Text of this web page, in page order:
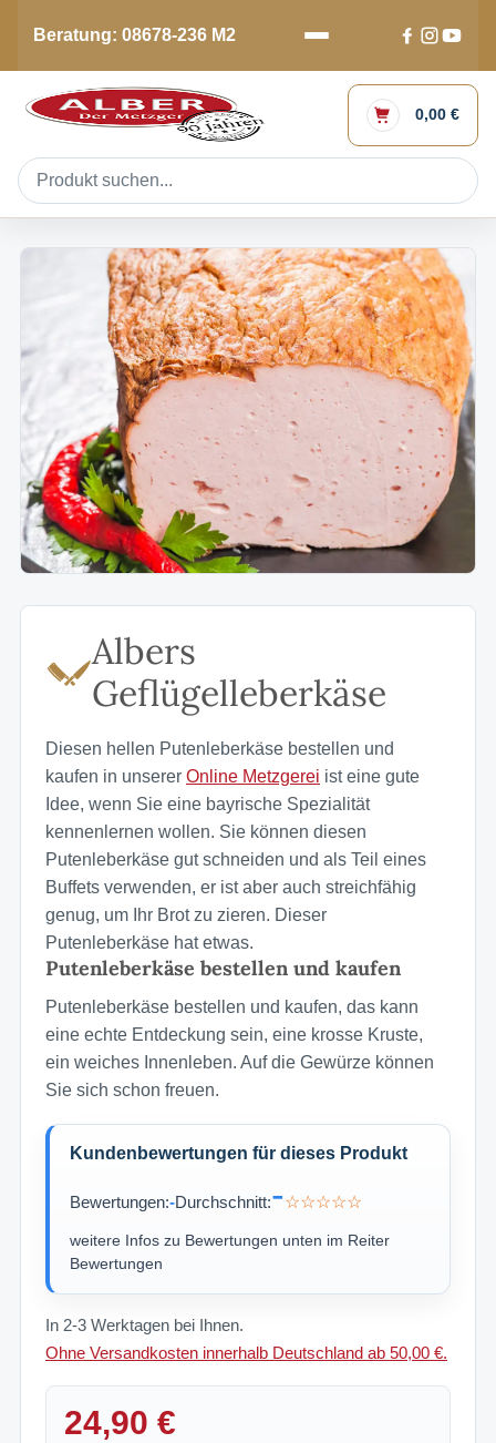
Beratung: 08678-236 M2
0,00 €
Albers
Geflügelleberkäse
Diesen hellen Putenleberkäse bestellen und
kaufen in unserer Online Metzgerei ist eine gute
Idee, wenn Sie eine bayrische Spezialität
kennenlernen wollen. Sie können diesen
Putenleberkäse gut schneiden und als Teil eines
Buffets verwenden, er ist aber auch streichfähig
genug, um Ihr Brot zu zieren. Dieser
Putenleberkäse hat etwas.
Putenleberkäse bestellen und kaufen
Putenleberkäse bestellen und kaufen, das kann
eine echte Entdeckung sein, eine krosse Kruste,
ein weiches Innenleben. Auf die Gewürze können
Sie sich schon freuen.
Kundenbewertungen für dieses Produkt
Bewertungen:-Durchschnitt:-☆☆☆☆☆
weitere Infos zu Bewertungen unten im Reiter
Bewertungen
In 2-3 Werktagen bei Ihnen.
Ohne Versandkosten innerhalb Deutschland ab 50,00 €.
24,90 €